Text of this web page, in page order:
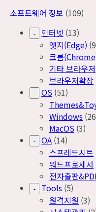
소프트웨어 정보 (109)
- 인터넷 (13)
엣지(Edge)
크롬
기타 브라우저
브라우저확장
- OS (51)
Windows
MacOS (3)
- OA (14)
스프레드시트
워드프로세서
전자출판
- Tools (5)
원격지원 (3)